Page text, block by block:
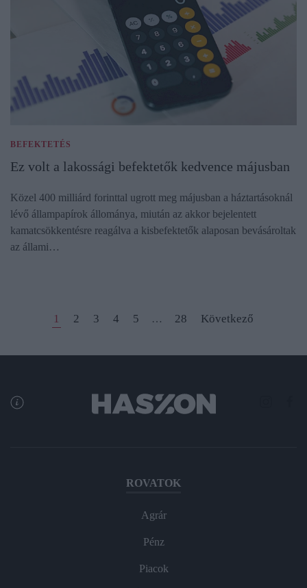
BEFEKTETÉS
Ez volt a lakossági befektetők kedvence májusban
Közel 400 milliárd forinttal ugrott meg májusban a háztartásoknál
lévő állampapírok állománya, miután az akkor bejelentett
kamatcsökkentésre reagálva a kisbefektetők alaposan bevásároltak
az állami…
1 2 3 4 5 … 28 Következő
ROVATOK
Agrár
Pénz
Piacok